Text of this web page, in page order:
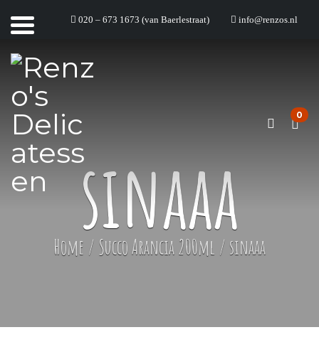
info@renzos.nl
020 – 673 1673 (van Baerlestraat)
0
sinaaa
Home / Succo Arancia 200ml / sinaaa